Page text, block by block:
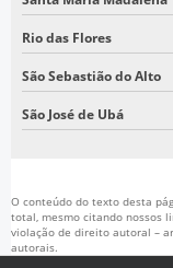
Rio das Flores
São Sebastião do Alto
São José de Ubá
O conteúdo do texto desta
total, mesmo citando nossos
violação de direito autoral –
autorais.